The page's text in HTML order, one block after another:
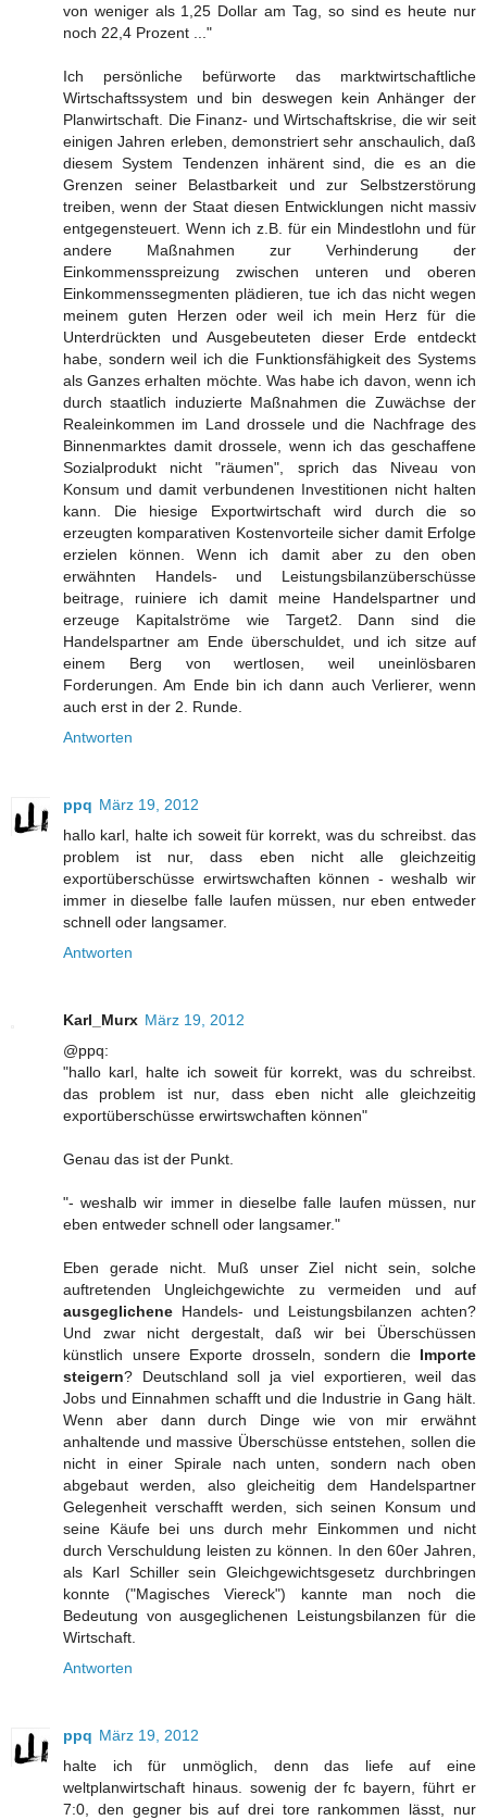
von weniger als 1,25 Dollar am Tag, so sind es heute nur
noch 22,4 Prozent ..."
Ich persönliche befürworte das marktwirtschaftliche
Wirtschaftssystem und bin deswegen kein Anhänger der
Planwirtschaft. Die Finanz- und Wirtschaftskrise, die wir seit
einigen Jahren erleben, demonstriert sehr anschaulich, daß
diesem System Tendenzen inhärent sind, die es an die
Grenzen seiner Belastbarkeit und zur Selbstzerstörung
treiben, wenn der Staat diesen Entwicklungen nicht massiv
entgegensteuert. Wenn ich z.B. für ein Mindestlohn und für
andere Maßnahmen zur Verhinderung der
Einkommensspreizung zwischen unteren und oberen
Einkommenssegmenten plädieren, tue ich das nicht wegen
meinem guten Herzen oder weil ich mein Herz für die
Unterdrückten und Ausgebeuteten dieser Erde entdeckt
habe, sondern weil ich die Funktionsfähigkeit des Systems
als Ganzes erhalten möchte. Was habe ich davon, wenn ich
durch staatlich induzierte Maßnahmen die Zuwächse der
Realeinkommen im Land drossele und die Nachfrage des
Binnenmarktes damit drossele, wenn ich das geschaffene
Sozialprodukt nicht "räumen", sprich das Niveau von
Konsum und damit verbundenen Investitionen nicht halten
kann. Die hiesige Exportwirtschaft wird durch die so
erzeugten komparativen Kostenvorteile sicher damit Erfolge
erzielen können. Wenn ich damit aber zu den oben
erwähnten Handels- und Leistungsbilanzüberschüsse
beitrage, ruiniere ich damit meine Handelspartner und
erzeuge Kapitalströme wie Target2. Dann sind die
Handelspartner am Ende überschuldet, und ich sitze auf
einem Berg von wertlosen, weil uneinlösbaren
Forderungen. Am Ende bin ich dann auch Verlierer, wenn
auch erst in der 2. Runde.
Antworten
ppq März 19, 2012
hallo karl, halte ich soweit für korrekt, was du schreibst. das
problem ist nur, dass eben nicht alle gleichzeitig
exportüberschüsse erwirtswchaften können - weshalb wir
immer in dieselbe falle laufen müssen, nur eben entweder
schnell oder langsamer.
Antworten
Karl_Murx März 19, 2012
@ppq:
"hallo karl, halte ich soweit für korrekt, was du schreibst.
das problem ist nur, dass eben nicht alle gleichzeitig
exportüberschüsse erwirtswchaften können"
Genau das ist der Punkt.
"- weshalb wir immer in dieselbe falle laufen müssen, nur
eben entweder schnell oder langsamer."
Eben gerade nicht. Muß unser Ziel nicht sein, solche
auftretenden Ungleichgewichte zu vermeiden und auf
ausgeglichene Handels- und Leistungsbilanzen achten?
Und zwar nicht dergestalt, daß wir bei Überschüssen
künstlich unsere Exporte drosseln, sondern die Importe
steigern? Deutschland soll ja viel exportieren, weil das
Jobs und Einnahmen schafft und die Industrie in Gang hält.
Wenn aber dann durch Dinge wie von mir erwähnt
anhaltende und massive Überschüsse entstehen, sollen die
nicht in einer Spirale nach unten, sondern nach oben
abgebaut werden, also gleicheitig dem Handelspartner
Gelegenheit verschafft werden, sich seinen Konsum und
seine Käufe bei uns durch mehr Einkommen und nicht
durch Verschuldung leisten zu können. In den 60er Jahren,
als Karl Schiller sein Gleichgewichtsgesetz durchbringen
konnte ("Magisches Viereck") kannte man noch die
Bedeutung von ausgeglichenen Leistungsbilanzen für die
Wirtschaft.
Antworten
ppq März 19, 2012
halte ich für unmöglich, denn das liefe auf eine
weltplanwirtschaft hinaus. sowenig der fc bayern, führt er
7:0, den gegner bis auf drei tore rankommen lässt, nur